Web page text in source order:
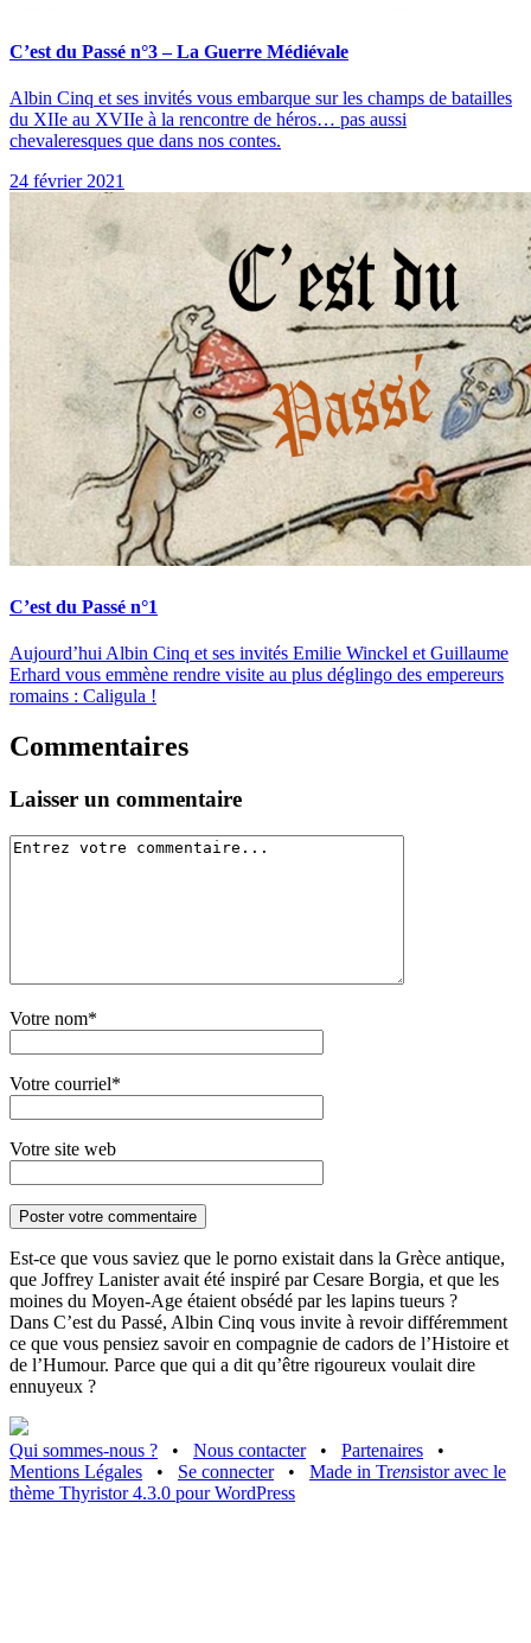
C’est du Passé n°3 – La Guerre Médiévale
Albin Cinq et ses invités vous embarque sur les champs de batailles
du XIIe au XVIIe à la rencontre de héros… pas aussi
chevaleresques que dans nos contes.
24 février 2021
C’est du Passé n°1
Aujourd’hui Albin Cinq et ses invités Emilie Winckel et Guillaume
Erhard vous emmène rendre visite au plus déglingo des empereurs
romains : Caligula !
Commentaires
Laisser un commentaire
Votre nom*
Votre courriel*
Votre site web
Est-ce que vous saviez que le porno existait dans la Grèce antique,
que Joffrey Lanister avait été inspiré par Cesare Borgia, et que les
moines du Moyen-Age étaient obsédé par les lapins tueurs ?
Dans C’est du Passé, Albin Cinq vous invite à revoir différemment
ce que vous pensiez savoir en compagnie de cadors de l’Histoire et
de l’Humour. Parce que qui a dit qu’être rigoureux voulait dire
ennuyeux ?
Qui sommes-nous ? • Nous contacter • Partenaires
•
Mentions Légales
• Se connecter • Made in Trensistor avec le
thème Thyristor 4.3.0 pour WordPress